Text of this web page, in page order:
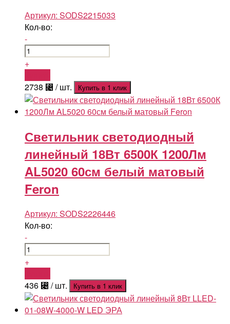
Артикул: SODS2215033
Кол-во:
-
+
2738 ⃄ / шт. Купить в 1 клик
Светильник светодиодный
линейный 18Вт 6500К 1200Лм
AL5020 60см белый матовый
Feron
Артикул: SODS2226446
Кол-во:
-
+
436 ⃄ / шт. Купить в 1 клик